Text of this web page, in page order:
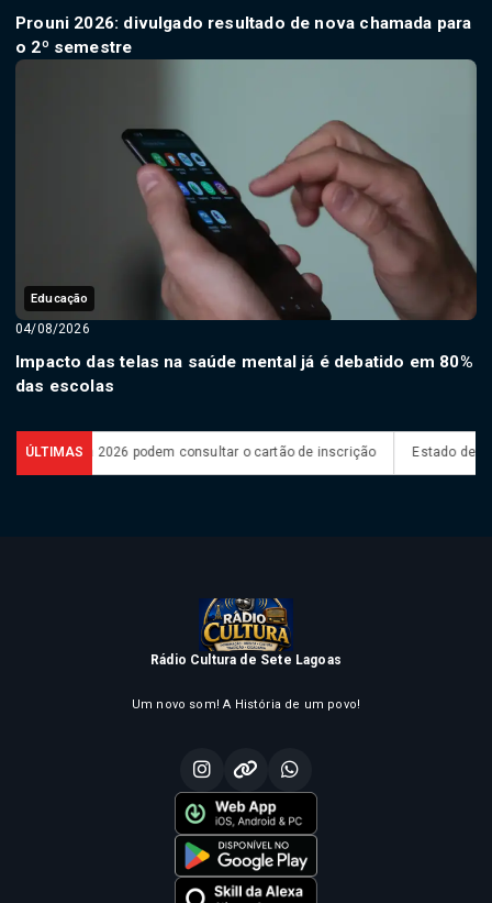
Prouni 2026: divulgado resultado de nova chamada para
o 2º semestre
Educação
04/08/2026
Impacto das telas na saúde mental já é debatido em 80%
das escolas
ÚLTIMAS
2026 podem consultar o cartão de inscrição Estado de São
Rádio Cultura de Sete Lagoas
Um novo som! A História de um povo!